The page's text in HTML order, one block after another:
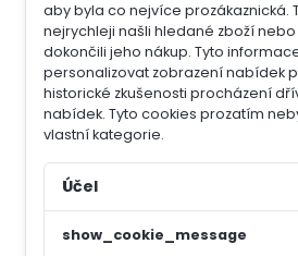
aby byla co nejvíce prozákaznická.
nejrychleji našli hledané zboží
dokončili jeho nákup. Tyto
personalizovat zobrazení nabídek
historické zkušenosti procházení
nabídek. Tyto cookies prozatím
vlastní kategorie.
Účel
show_cookie_message